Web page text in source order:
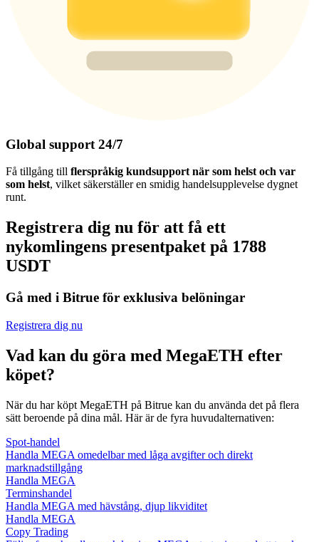
Global support 24/7
Få tillgång till flerspråkig kundsupport när som helst och var
som helst, vilket säkerställer en smidig handelsupplevelse dygnet
runt.
Registrera dig nu för att få ett
nykomlingens presentpaket på 1788
USDT
Gå med i Bitrue för exklusiva belöningar
Registrera dig nu
Vad kan du göra med MegaETH efter
köpet?
När du har köpt MegaETH på Bitrue kan du använda det på flera
sätt beroende på dina mål. Här är de fyra huvudalternativen:
Spot-handel
Handla MEGA omedelbar med låga avgifter och direkt
marknadstillgång
Handla MEGA
Terminshandel
Handla MEGA med hävstång, djup likviditet
Handla MEGA
Copy Trading